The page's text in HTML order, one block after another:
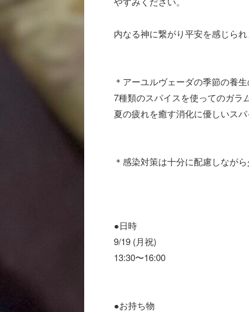
内なる神に繋がり平安を感じられ
＊アーユルヴェーダの季節の養
7種類のスパイスを使ってのガラ
夏の疲れを癒す消化に優しいスパ
＊感染対策は十分に配慮しながら
●日時
9/19 (月祝)
13:30〜16:00
●お持ち物